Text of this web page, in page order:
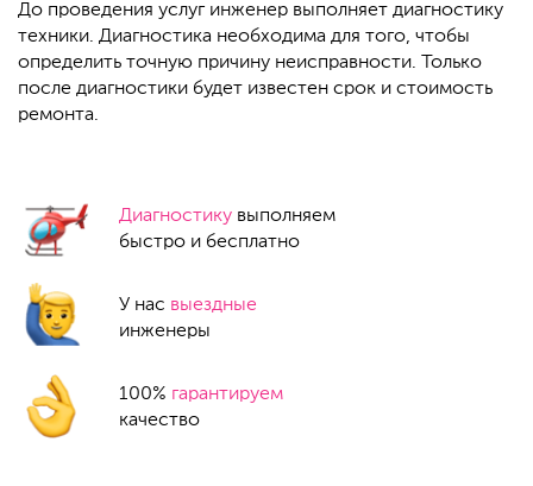
До проведения услуг инженер выполняет диагностику
техники. Диагностика необходима для того, чтобы
определить точную причину неисправности. Только
после диагностики будет известен срок и стоимость
ремонта.
Диагностику выполняем
быстро и бесплатно
У нас выездные
инженеры
100% гарантируем
качество